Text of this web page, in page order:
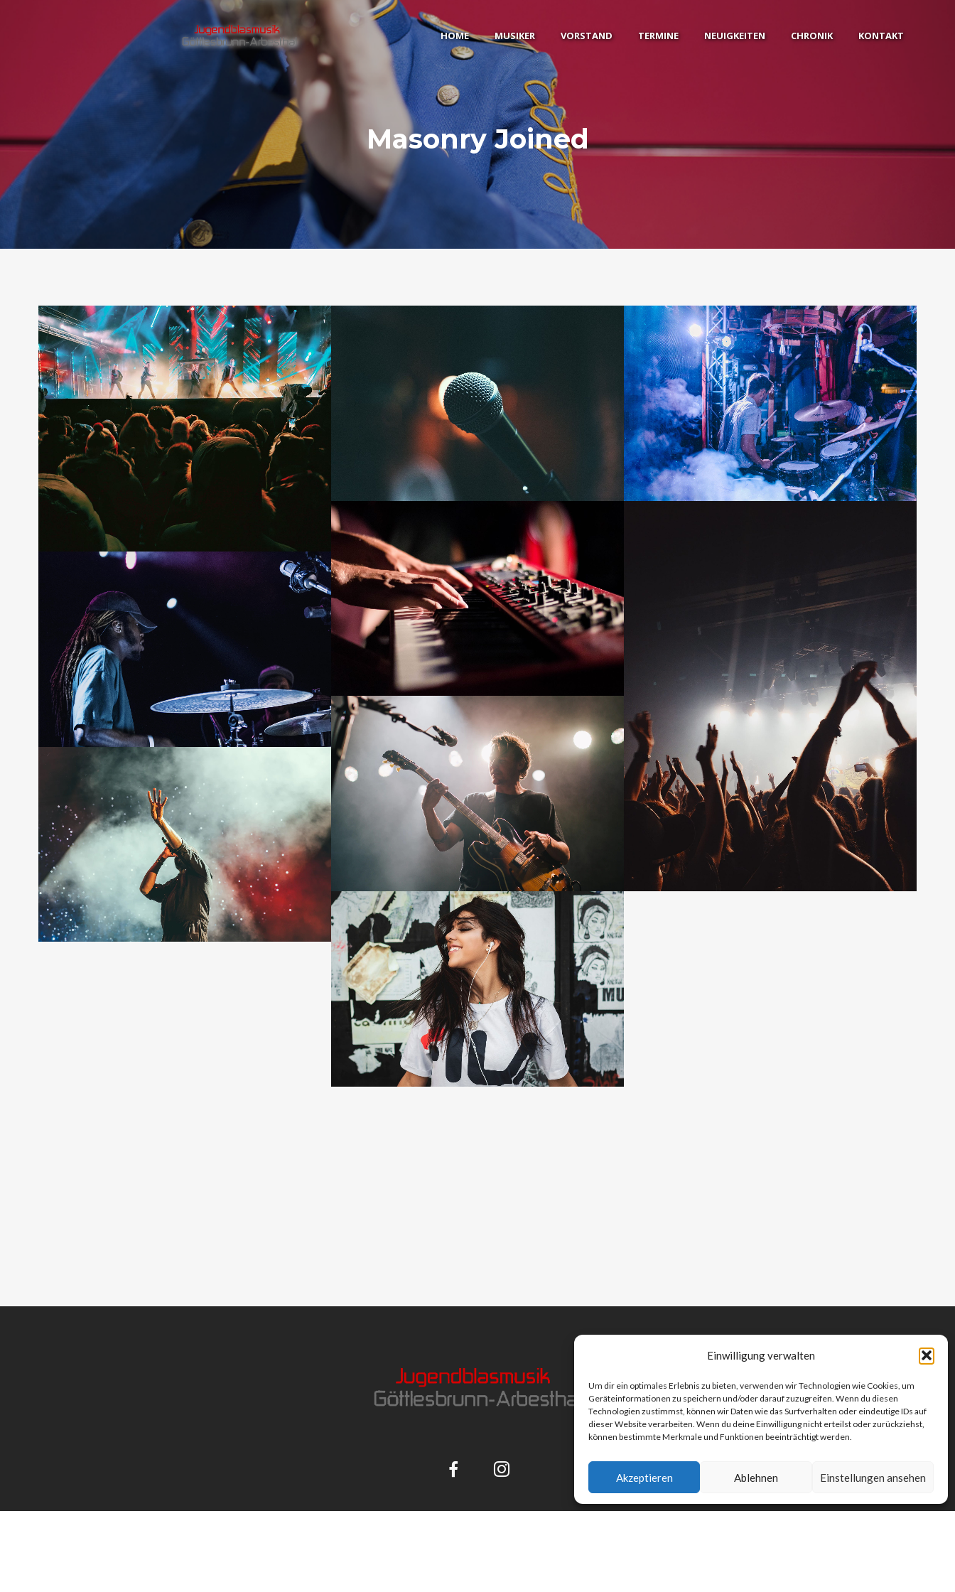
Einwilligung verwalten
Um dir ein optimales Erlebnis zu bieten, verwenden wir Technologien wie Cookies, um
Geräteinformationen zu speichern und/oder darauf zuzugreifen. Wenn du diesen
Technologien zustimmst, können wir Daten wie das Surfverhalten oder eindeutige IDs auf
dieser Website verarbeiten. Wenn du deine Einwilligung nicht erteilst oder zurückziehst,
können bestimmte Merkmale und Funktionen beeinträchtigt werden.
Akzeptieren Ablehnen Einstellungen ansehen
HOME MUSIKER VORSTAND TERMINE NEUIGKEITEN CHRONIK KONTAKT
Masonry Joined
Other Grid
12 photos Live
Shooting
12 photos — Live
Horizontal Masonry
12 photos — Tour
Mosaic
12 photos Shooting
Metro Full
12 photos — Live
Metro
12 photos
Masonry
12 photos
Grid Full
12 photos — Shooting
Grid
12 photos — Live